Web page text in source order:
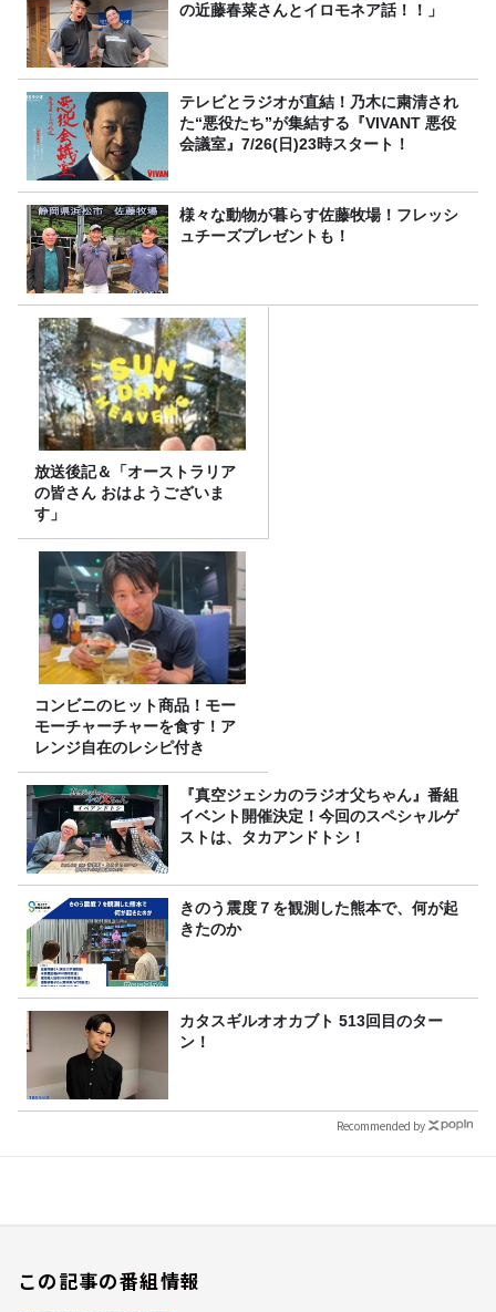
の近藤春菜さんとイロモネア話！！」
テレビとラジオが直結！乃木に粛清され
た“悪役たち”が集結する『VIVANT 悪役
会議室』7/26(日)23時スタート！
様々な動物が暮らす佐藤牧場！フレッシ
ュチーズプレゼントも！
放送後記＆「オーストラリア
の皆さん おはようございま
す」
コンビニのヒット商品！モー
モーチャーチャーを食す！ア
レンジ自在のレシピ付き
『真空ジェシカのラジオ父ちゃん』番組
イベント開催決定！今回のスペシャルゲ
ストは、タカアンドトシ！
きのう震度７を観測した熊本で、何が起
きたのか
カタスギルオオカブト 513回目のター
ン！
Recommended by
この記事の番組情報